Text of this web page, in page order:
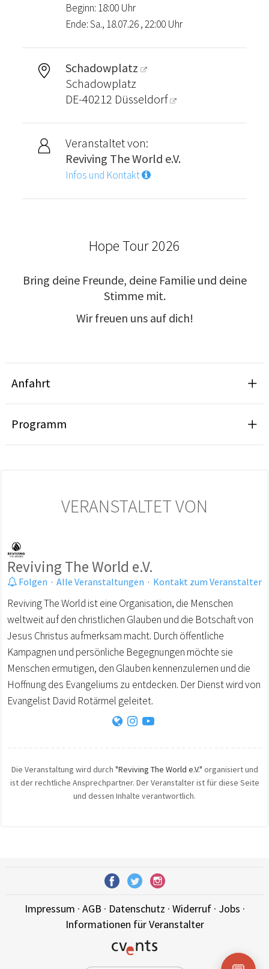
Beginn: 18:00 Uhr
Ende: Sa., 18.07.26 , 22:00 Uhr
Schadowplatz
Schadowplatz
DE-40212 Düsseldorf
Veranstaltet von:
Reviving The World e.V.
Infos und Kontakt
Hope Tour 2026
Bring deine Freunde, deine Familie und deine
Stimme mit.
Wir freuen uns auf dich!
Anfahrt
Programm
VERANSTALTET VON
Reviving The World e.V.
Folgen · Alle Veranstaltungen · Kontakt zum Veranstalter
Reviving The World ist eine Organisation, die Menschen
weltweit auf den christlichen Glauben und die Botschaft von
Jesus Christus aufmerksam macht. Durch öffentliche
Kampagnen und persönliche Begegnungen möchte sie
Menschen ermutigen, den Glauben kennenzulernen und die
Hoffnung des Evangeliums zu entdecken. Der Dienst wird von
Evangelist David Rotärmel geleitet.
Die Veranstaltung wird durch "Reviving The World e.V." organisiert und
ist der rechtliche Ansprechpartner. Der Veranstalter ist für diese Seite
und dessen Inhalte verantwortlich.
Impressum · AGB · Datenschutz · Widerruf· Jobs ·
Informationen für Veranstalter